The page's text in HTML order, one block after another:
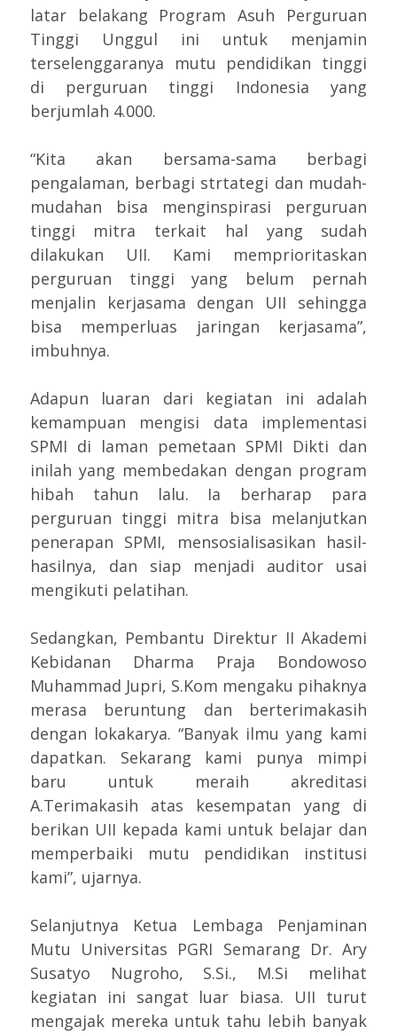
latar belakang Program Asuh Perguruan
Tinggi Unggul ini untuk menjamin
terselenggaranya mutu pendidikan tinggi
di perguruan tinggi Indonesia yang
berjumlah 4.000.
“Kita akan bersama-sama berbagi
pengalaman, berbagi strtategi dan mudah-
mudahan bisa menginspirasi perguruan
tinggi mitra terkait hal yang sudah
dilakukan UII. Kami memprioritaskan
perguruan tinggi yang belum pernah
menjalin kerjasama dengan UII sehingga
bisa memperluas jaringan kerjasama”,
imbuhnya.
Adapun luaran dari kegiatan ini adalah
kemampuan mengisi data implementasi
SPMI di laman pemetaan SPMI Dikti dan
inilah yang membedakan dengan program
hibah tahun lalu. Ia berharap para
perguruan tinggi mitra bisa melanjutkan
penerapan SPMI, mensosialisasikan hasil-
hasilnya, dan siap menjadi auditor usai
mengikuti pelatihan.
Sedangkan, Pembantu Direktur II Akademi
Kebidanan Dharma Praja Bondowoso
Muhammad Jupri, S.Kom mengaku pihaknya
merasa beruntung dan berterimakasih
dengan lokakarya. “Banyak ilmu yang kami
dapatkan. Sekarang kami punya mimpi
baru untuk meraih akreditasi
A.Terimakasih atas kesempatan yang di
berikan UII kepada kami untuk belajar dan
memperbaiki mutu pendidikan institusi
kami”, ujarnya.
Selanjutnya Ketua Lembaga Penjaminan
Mutu Universitas PGRI Semarang Dr. Ary
Susatyo Nugroho, S.Si., M.Si melihat
kegiatan ini sangat luar biasa. UII turut
mengajak mereka untuk tahu lebih banyak